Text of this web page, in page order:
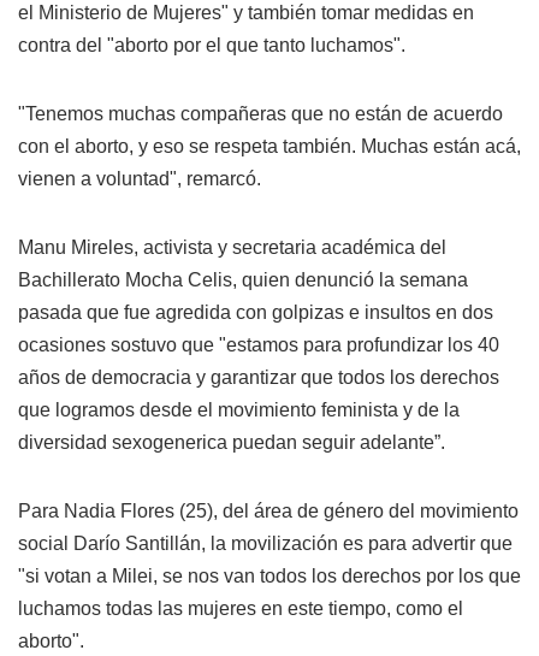
el Ministerio de Mujeres" y también tomar medidas en
contra del "aborto por el que tanto luchamos".
"Tenemos muchas compañeras que no están de acuerdo
con el aborto, y eso se respeta también. Muchas están acá,
vienen a voluntad", remarcó.
Manu Mireles, activista y secretaria académica del
Bachillerato Mocha Celis, quien denunció la semana
pasada que fue agredida con golpizas e insultos en dos
ocasiones sostuvo que "estamos para profundizar los 40
años de democracia y garantizar que todos los derechos
que logramos desde el movimiento feminista y de la
diversidad sexogenerica puedan seguir adelante”.
Para Nadia Flores (25), del área de género del movimiento
social Darío Santillán, la movilización es para advertir que
"si votan a Milei, se nos van todos los derechos por los que
luchamos todas las mujeres en este tiempo, como el
aborto".